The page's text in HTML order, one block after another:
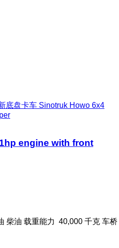
底盘卡车 Sinotruk Howo 6x4
engine with front
柴油 载重能力 40,000 千克 车桥